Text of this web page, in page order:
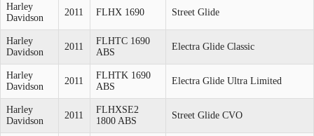
Harley
Davidson
2011 FLHX 1690 Street Glide
Harley
Davidson
2011
FLHTC 1690
ABS
Electra Glide Classic
Harley
Davidson
2011
FLHTK 1690
ABS
Electra Glide Ultra Limited
Harley
Davidson
2011
FLHXSE2
1800 ABS
Street Glide CVO